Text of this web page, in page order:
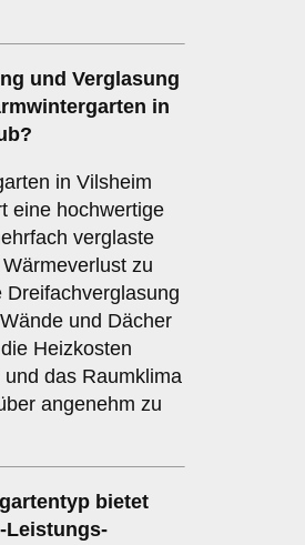
und Verglasung
in
in Vilsheim
eine hochwertige
verglaste
zu
Dreifachverglasung
und Dächer
Heizkosten
das Raumklima
angenehm zu
bietet
Leistungs-